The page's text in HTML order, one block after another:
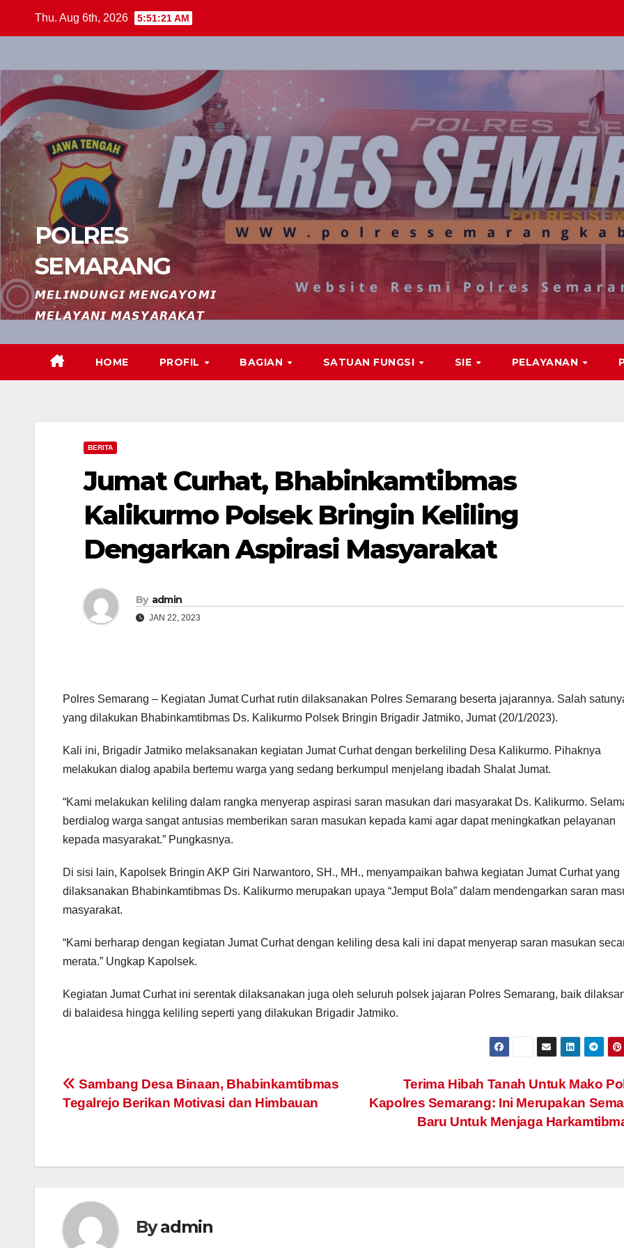
Thu. Aug 6th, 2026 5:51:22 AM
POLRES
SEMARANG
𝙈𝙀𝙇𝙄𝙉𝘿𝙐𝙉𝙂𝙄 𝙈𝙀𝙉𝙂𝘼𝙔𝙊𝙈𝙄
𝙈𝙀𝙇𝘼𝙔𝘼𝙉𝙄 𝙈𝘼𝙎𝙔𝘼𝙍𝘼𝙆𝘼𝙏
HOME PROFIL BAGIAN SATUAN FUNGSI SIE PELAYANAN
BERITA
Jumat Curhat, Bhabinkamtibmas
Kalikurmo Polsek Bringin Keliling
Dengarkan Aspirasi Masyarakat
By admin
JAN 22, 2023
Polres Semarang – Kegiatan Jumat Curhat rutin dilaksanakan Polres Semarang beserta jajarannya. Salah
yang dilakukan Bhabinkamtibmas Ds. Kalikurmo Polsek Bringin Brigadir Jatmiko, Jumat (20/1/2023).
Kali ini, Brigadir Jatmiko melaksanakan kegiatan Jumat Curhat dengan berkeliling Desa Kalikurmo. Pihaknya
melakukan dialog apabila bertemu warga yang sedang berkumpul menjelang ibadah Shalat Jumat.
“Kami melakukan keliling dalam rangka menyerap aspirasi saran masukan dari masyarakat Ds. Kalikurmo.
berdialog warga sangat antusias memberikan saran masukan kepada kami agar dapat meningkatkan pelayanan
kepada masyarakat.” Pungkasnya.
Di sisi lain, Kapolsek Bringin AKP Giri Narwantoro, SH., MH., menyampaikan bahwa kegiatan Jumat Curhat yang
dilaksanakan Bhabinkamtibmas Ds. Kalikurmo merupakan upaya “Jemput Bola” dalam mendengarkan saran
masyarakat.
“Kami berharap dengan kegiatan Jumat Curhat dengan keliling desa kali ini dapat menyerap saran masukan
merata.” Ungkap Kapolsek.
Kegiatan Jumat Curhat ini serentak dilaksanakan juga oleh seluruh polsek jajaran Polres Semarang, baik
di balaidesa hingga keliling seperti yang dilakukan Brigadir Jatmiko.
Post
navigation
Terima Hibah Tanah Untuk Mako
Kapolres Semarang: Ini Merupakan
Baru Untuk Menjaga
Sambang Desa Binaan, Bhabinkamtibmas
Tegalrejo Berikan Motivasi dan Himbauan
Byadmin